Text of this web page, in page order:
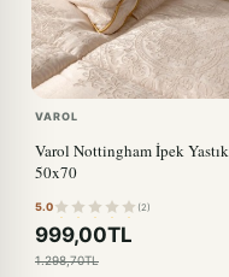
VAROL
Varol Nottingham İpek Yastık
50x70
5.0 (2)
999,00TL
1.298,70TL